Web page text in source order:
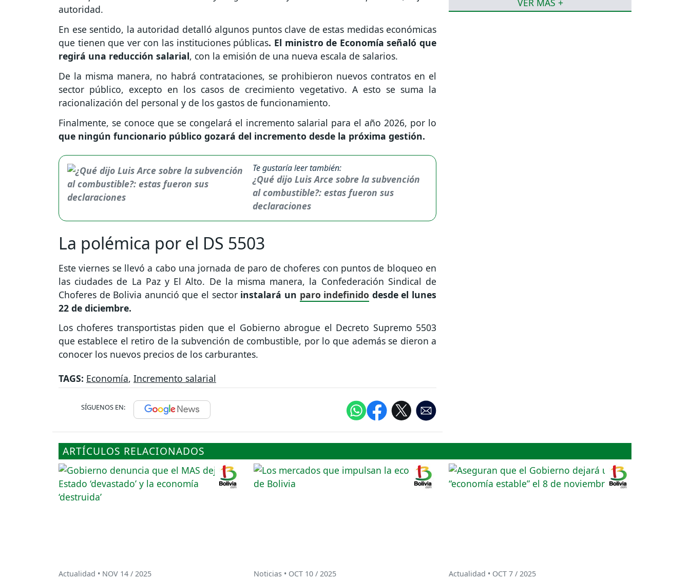
autoridad.
En ese sentido, la autoridad detalló algunos puntos clave de estas medidas económicas
que tienen que ver con las instituciones públicas. El ministro de Economía señaló que
regirá una reducción salarial, con la emisión de una nueva escala de salarios.
De la misma manera, no habrá contrataciones, se prohibieron nuevos contratos en el
sector público, excepto en los casos de crecimiento vegetativo. A esto se suma la
racionalización del personal y de los gastos de funcionamiento.
Finalmente, se conoce que se congelará el incremento salarial para el año 2026, por lo
que ningún funcionario público gozará del incremento desde la próxima gestión.
Te gustaría leer también:
¿Qué dijo Luis Arce sobre la subvención
al combustible?: estas fueron sus
declaraciones
La polémica por el DS 5503
Este viernes se llevó a cabo una jornada de paro de choferes con puntos de bloqueo en
las ciudades de La Paz y El Alto. De la misma manera, la Confederación Sindical de
Choferes de Bolivia anunció que el sector instalará un paro indefinido desde el lunes
22 de diciembre.
Los choferes transportistas piden que el Gobierno abrogue el Decreto Supremo 5503
que establece el retiro de la subvención de combustible, por lo que además se dieron a
conocer los nuevos precios de los carburantes.
TAGS: Economía, Incremento salarial
SÍGUENOS EN:
ARTÍCULOS RELACIONADOS
Actualidad • NOV 14 / 2025 Noticias • OCT 10 / 2025 Actualidad • OCT 7 / 2025